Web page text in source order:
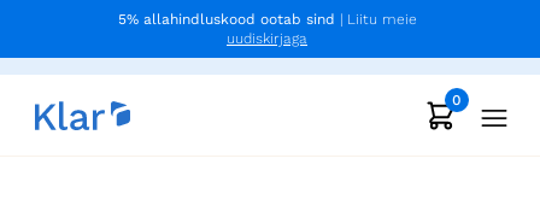
5% allahindluskood ootab sind | Liitu meie
uudiskirjaga
0